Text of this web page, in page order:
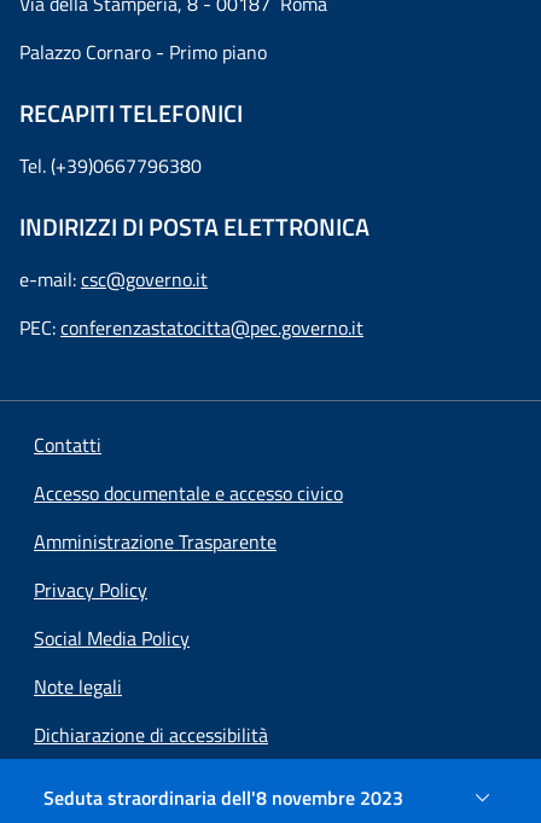
Seduta straordinaria dell'8 novembre 2023
Palazzo Cornaro - Primo piano
RECAPITI TELEFONICI
Tel. (+39)0667796380
INDIRIZZI DI POSTA ELETTRONICA
e-mail:csc@governo.it
PEC:conferenzastatocitta@pec.governo.it
Contatti
Accesso documentale e accesso civico
Amministrazione Trasparente
Privacy Policy
Social Media Policy
Note legali
Dichiarazione di accessibilità
Preferenze cookie